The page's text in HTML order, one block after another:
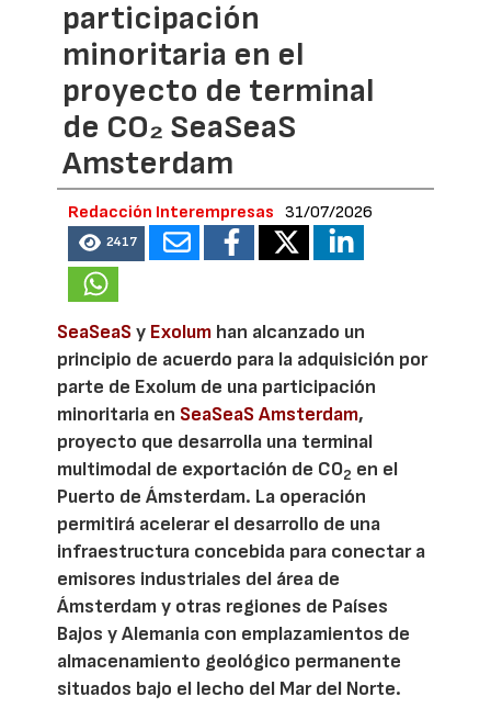
participación
minoritaria en el
proyecto de terminal
de CO₂ SeaSeaS
Amsterdam
Redacción Interempresas 31/07/2026
2417
SeaSeaSy Exolum han alcanzado un
principio de acuerdo para la adquisición por
parte de Exolum de una participación
minoritaria en SeaSeaS Amsterdam,
proyecto que desarrolla una terminal
multimodal de exportación de CO2 en el
Puerto de Ámsterdam. La operación
permitirá acelerar el desarrollo de una
infraestructura concebida para conectar a
emisores industriales del área de
Ámsterdam y otras regiones de Países
Bajos y Alemania con emplazamientos de
almacenamiento geológico permanente
situados bajo el lecho del Mar del Norte.